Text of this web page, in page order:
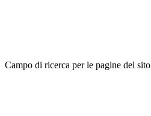
Campo di ricerca per le pagine del sito